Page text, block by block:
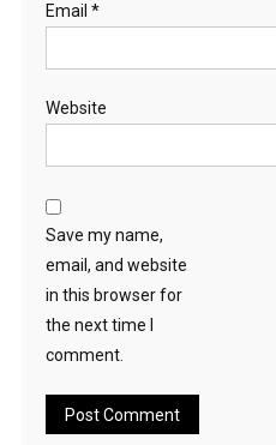
Email *
Website
Save my name,
email, and website
in this browser for
the next time I
comment.